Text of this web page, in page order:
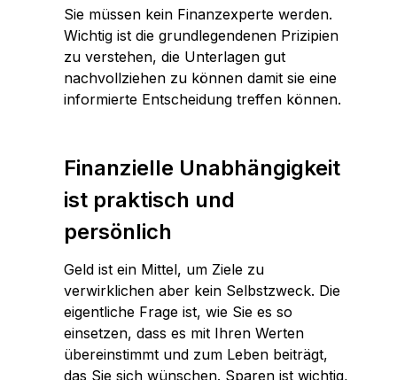
Sie müssen kein Finanzexperte werden.
Wichtig ist die grundlegendenen Prizipien
zu verstehen, die Unterlagen gut
nachvollziehen zu können damit sie eine
informierte Entscheidung treffen können.
Finanzielle Unabhängigkeit
ist praktisch und
persönlich
Geld ist ein Mittel, um Ziele zu
verwirklichen aber kein Selbstzweck. Die
eigentliche Frage ist, wie Sie es so
einsetzen, dass es mit Ihren Werten
übereinstimmt und zum Leben beiträgt,
das Sie sich wünschen. Sparen ist wichtig,